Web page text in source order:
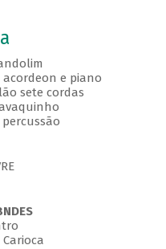
e piano
sete cordas
percussão